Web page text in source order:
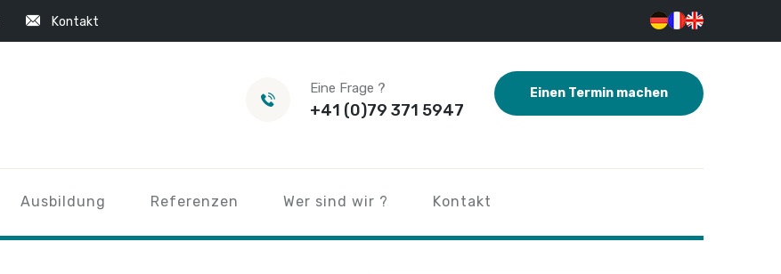
Kontakt
Eine Frage ?
+41 (0)79 371 5947
Einen Termin machen
Ausbildung Referenzen Wer sind wir ? Kontakt